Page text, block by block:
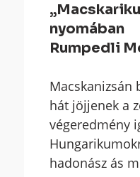
nyomában
Rumpedli
Macskanizsán
hát jöjjenek a
végeredmény
hadonász ás